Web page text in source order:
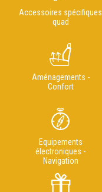
Accessoires spécifiques
quad
Aménagements -
Confort
Equipements
électroniques -
Navigation